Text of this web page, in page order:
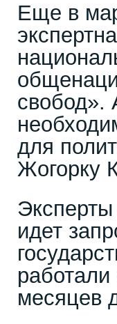
Еще в
свобод».
для
Жогорку
идет
месяцев